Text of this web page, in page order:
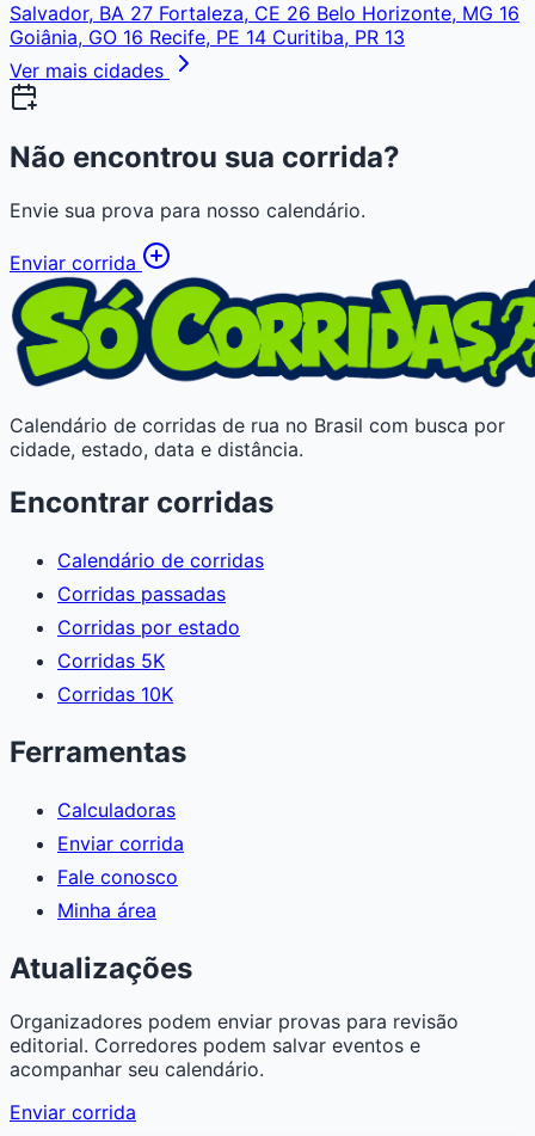
Salvador, BA 27 Fortaleza, CE 26 Belo Horizonte, MG 16
Goiânia, GO 16 Recife, PE 14 Curitiba, PR 13
Ver mais cidades
Não encontrou sua corrida?
Envie sua prova para nosso calendário.
Enviar corrida
Calendário de corridas de rua no Brasil com busca por
cidade, estado, data e distância.
Encontrar corridas
Calendário de corridas
Corridas passadas
Corridas por estado
Corridas 5K
Corridas 10K
Ferramentas
Calculadoras
Enviar corrida
Fale conosco
Minha área
Atualizações
Organizadores podem enviar provas para revisão
editorial. Corredores podem salvar eventos e
acompanhar seu calendário.
Enviar corrida